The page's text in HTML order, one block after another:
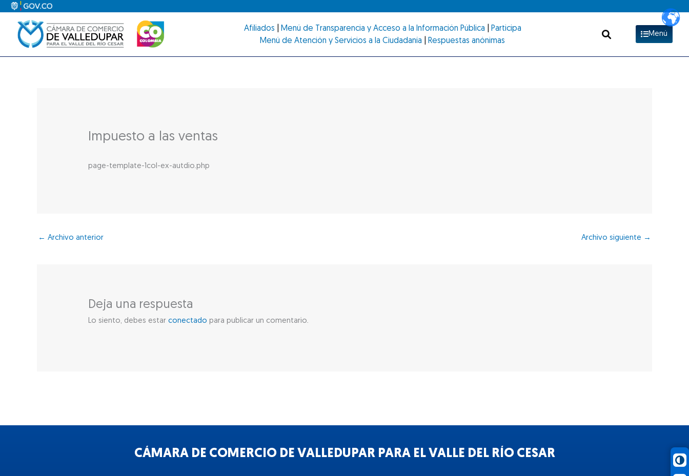
contenido
Afiliados Menú de Transparencia y Acceso a la Información Pública
Participa
Menú de Atención y Servicios a la Ciudadanía
Respuestas anónimas
Menú
Impuesto a las ventas
page-template-1col-ex-autdio.php
← Archivo anterior Archivo siguiente →
Deja una respuesta
Lo siento, debes estarconectado para publicar un comentario.
CÁMARA DE COMERCIO DE VALLEDUPAR PARA EL VALLE DEL RÍO CESAR